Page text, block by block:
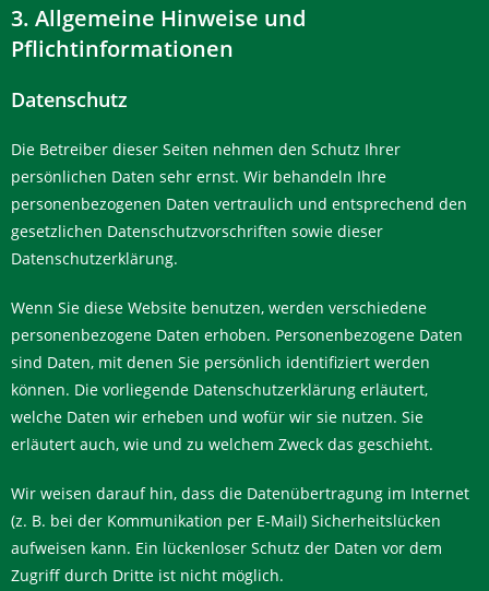
3. Allgemeine Hinweise und
Pflichtinformationen
Datenschutz
Die Betreiber dieser Seiten nehmen den Schutz Ihrer
persönlichen Daten sehr ernst. Wir behandeln Ihre
personenbezogenen Daten vertraulich und entsprechend den
gesetzlichen Datenschutzvorschriften sowie dieser
Datenschutzerklärung.
Wenn Sie diese Website benutzen, werden verschiedene
personenbezogene Daten erhoben. Personenbezogene Daten
sind Daten, mit denen Sie persönlich identifiziert werden
können. Die vorliegende Datenschutzerklärung erläutert,
welche Daten wir erheben und wofür wir sie nutzen. Sie
erläutert auch, wie und zu welchem Zweck das geschieht.
Wir weisen darauf hin, dass die Datenübertragung im Internet
(z. B. bei der Kommunikation per E-Mail) Sicherheitslücken
aufweisen kann. Ein lückenloser Schutz der Daten vor dem
Zugriff durch Dritte ist nicht möglich.